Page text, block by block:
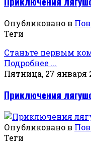
Опубликовано в
Теги
Станьте первым
Подробнее ...
Пятница, 27 января
Приключения
Опубликовано в
Теги